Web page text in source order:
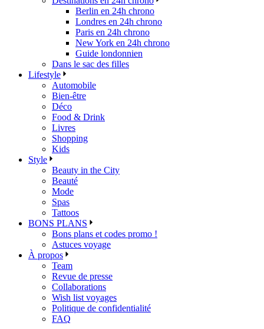
Berlin en 24h chrono
Londres en 24h chrono
Paris en 24h chrono
New York en 24h chrono
Guide londonnien
Dans le sac des filles
Lifestyle
Automobile
Bien-être
Déco
Food & Drink
Livres
Shopping
Kids
Style
Beauty in the City
Beauté
Mode
Spas
Tattoos
BONS PLANS
Bons plans et codes promo !
Astuces voyage
À propos
Team
Revue de presse
Collaborations
Wish list voyages
Politique de confidentialité
FAQ